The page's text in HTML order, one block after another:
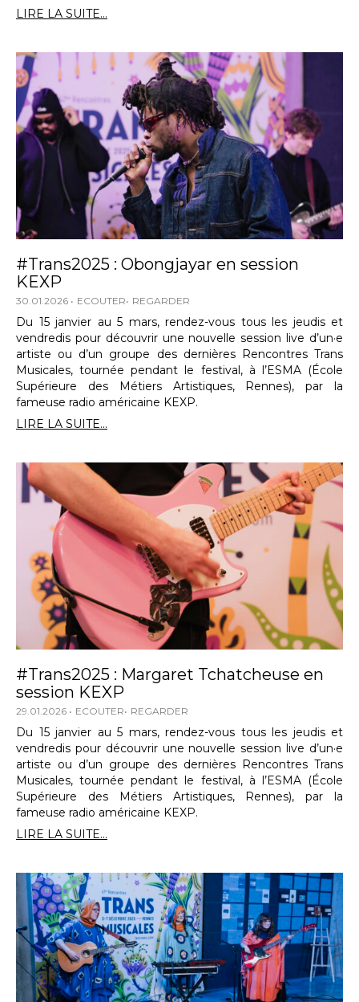
LIRE LA SUITE...
#Trans2025 : Obongjayar en session
KEXP
30.01.2026 ECOUTER REGARDER
Du 15 janvier au 5 mars, rendez-vous tous les jeudis et
vendredis pour découvrir une nouvelle session live d’un·e
artiste ou d’un groupe des dernières Rencontres Trans
Musicales, tournée pendant le festival, à l’ESMA (École
Supérieure des Métiers Artistiques, Rennes), par la
fameuse radio américaine KEXP.
LIRE LA SUITE...
#Trans2025 : Margaret Tchatcheuse en
session KEXP
29.01.2026 ECOUTER REGARDER
Du 15 janvier au 5 mars, rendez-vous tous les jeudis et
vendredis pour découvrir une nouvelle session live d’un·e
artiste ou d’un groupe des dernières Rencontres Trans
Musicales, tournée pendant le festival, à l’ESMA (École
Supérieure des Métiers Artistiques, Rennes), par la
fameuse radio américaine KEXP.
LIRE LA SUITE...